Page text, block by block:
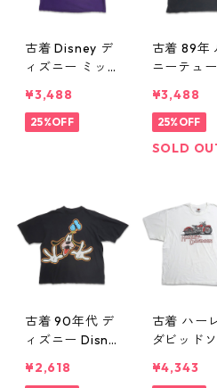
0728
古着 Disney デ
ィズニー ミッ
ャラクター プ
リントTシャツ
¥3,488
25%OFF
古着 89年
ニーテュー
フィー ダ
キャラクタ
プリントT
¥3,488
25%OFF
SOLD
古着 90年代 デ
ィズニー Disne
グーフィー プ
¥2,618
古着 ハー
ダビッド
ON モータ
¥4,343